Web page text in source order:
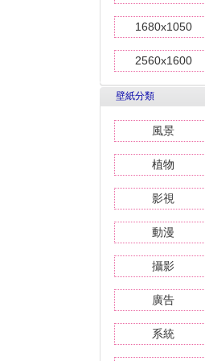
1680x1050
2560x1600
壁紙分類
風景
植物
影視
動漫
攝影
廣告
系統